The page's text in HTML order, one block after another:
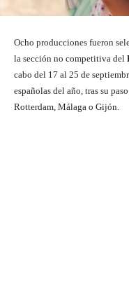
Ocho producciones fueron
la sección no competitiva del
cabo del 17 al 25 de
españolas del año, tras su
Rotterdam, Málaga o Gijón.